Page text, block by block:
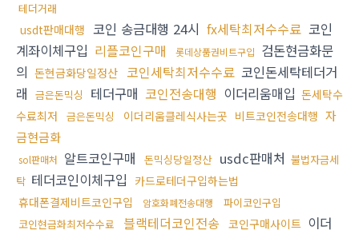
테더거래
usdt판매대행 코인 송금대행 24시 fx세탁최저수수료 코인
계좌이체구입 리플코인구매 롯데상품권비트구입 검돈현금화문
의 돈현금화당일정산 코인세탁최저수수료 코인돈세탁테더거
래 금은돈믹싱 테더구매 코인전송대행 이더리움매입 돈세탁수
수료최저
금은돈믹싱 이더리움클레식사는곳 비트코인전송대행 자
금현금화
sol판매처 알트코인구매 돈믹싱당일정산 usdc판매처 불법자금세
탁 테더코인이체구입 카드로테더구입하는법
휴대폰결제비트코인구입
암호화폐전송대행
파이코인구입
코인현금화최저수수료
블랙테더코인전송 코인구매사이트 이더